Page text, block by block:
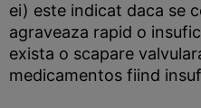
ei) este indicat daca se
agraveaza rapid o
exista o scapare
medicamentos fiind